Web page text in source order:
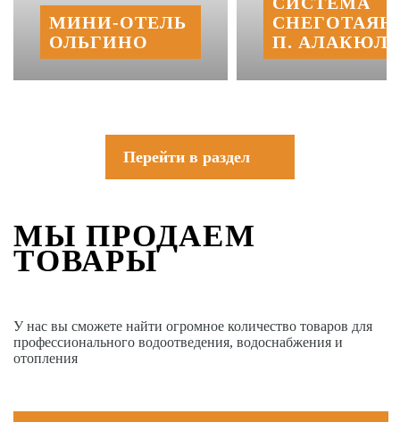
МИНИ‑‏ОТЕЛЬ
ОЛЬГИНО
П.
Перейти в раздел
МЫ ПРОДАЕМ
ТОВАРЫ
У нас вы сможете найти огромное количество товаров для
профессионального водоотведения, водоснабжения и
отопления